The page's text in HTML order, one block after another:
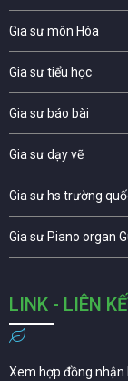
Gia sư môn Hóa
Gia sư tiểu học
Gia sư báo bài
Gia sư dạy vẽ
Gia sư hs trường
Gia sư Piano organ
LINK - LIÊN
Xem hợp đồng nhận